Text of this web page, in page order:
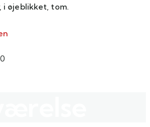
i øjeblikket, tom.
0